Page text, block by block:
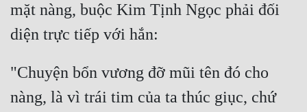
mặt nàng, buộc Kim Tịnh Ngọc phải đối
diện trực tiếp với hắn:
"Chuyện bổn vương đỡ mũi tên đó cho
nàng, là vì trái tim của ta thúc giục, chứ